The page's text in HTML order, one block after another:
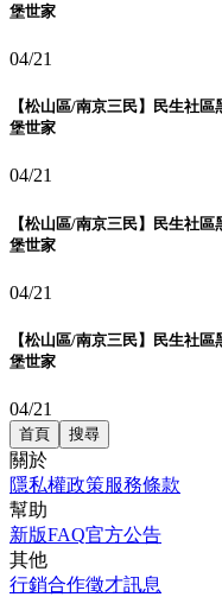
堡世家
04/21
【松山區/南京三民】民生社
堡世家
04/21
【松山區/南京三民】民生社
堡世家
04/21
【松山區/南京三民】民生社
堡世家
04/21
首頁 搜尋
關於
隱私權政策服務條款
幫助
新版FAQ官方公告
其他
行銷合作徵才訊息